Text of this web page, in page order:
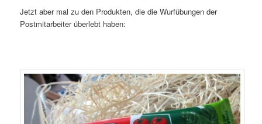
Jetzt aber mal zu den Produkten, die die Wurfübungen der
Postmitarbeiter überlebt haben: